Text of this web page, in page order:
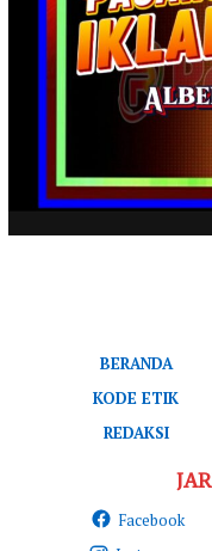
BERANDA
KODE ETIK
REDAKSI
Facebook